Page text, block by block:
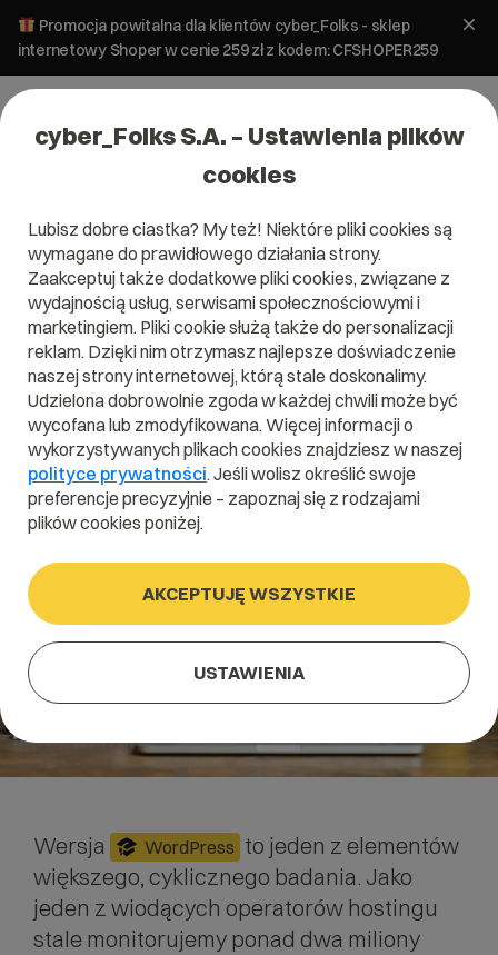
Promocja powitalna dla klientów cyber_Folks - sklep
internetowy Shoper w cenie 259 zł z kodem: CFSHOPER259
WordPress
Wersje WordPress w Polsce w maju
2023
13 października 2023 ok.3min
Wersja WordPress to jeden z elementów
większego, cyklicznego badania. Jako
jeden z wiodących operatorów hostingu
stale monitorujemy ponad dwa miliony
cyber_Folks S.A. – Ustawienia plików
cookies
Lubisz dobre ciastka? My też! Niektóre pliki cookies są
wymagane do prawidłowego działania strony.
Zaakceptuj także dodatkowe pliki cookies, związane z
wydajnością usług, serwisami społecznościowymi i
marketingiem. Pliki cookie służą także do personalizacji
reklam. Dzięki nim otrzymasz najlepsze doświadczenie
naszej strony internetowej, którą stale doskonalimy.
Udzielona dobrowolnie zgoda w każdej chwili może być
wycofana lub zmodyfikowana. Więcej informacji o
wykorzystywanych plikach cookies znajdziesz w naszej
polityce prywatności. Jeśli wolisz określić swoje
preferencje precyzyjnie – zapoznaj się z rodzajami
plików cookies poniżej.
AKCEPTUJĘ WSZYSTKIE
USTAWIENIA